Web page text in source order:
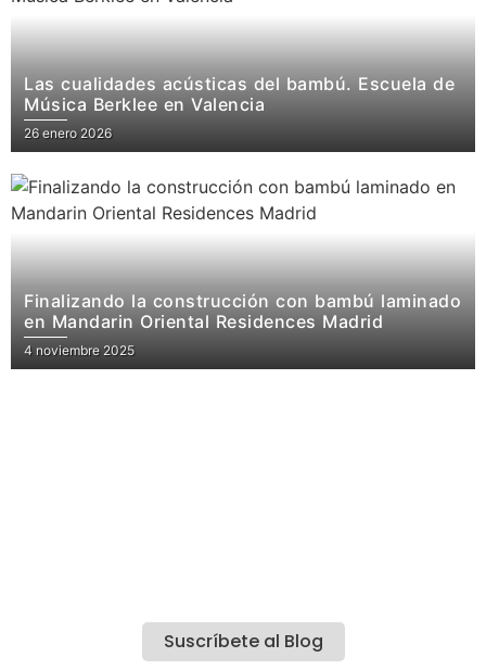
Las cualidades acústicas del bambú. Escuela de
Música Berklee en Valencia
26 enero 2026
Finalizando la construcción con bambú laminado
en Mandarin Oriental Residences Madrid
4 noviembre 2025
Suscríbete al Blog